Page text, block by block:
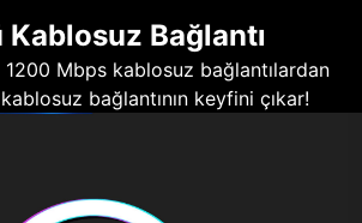
Kablosuz Bağlantı
Mbps kablosuz bağlantılardan
bağlantının keyfini çıkar!